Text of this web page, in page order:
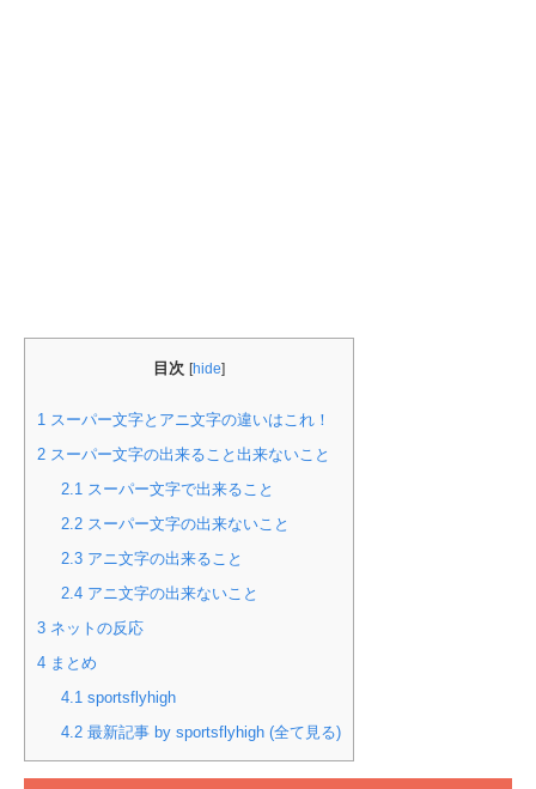
目次 [hide]
1 スーパー文字とアニ文字の違いはこれ！
2 スーパー文字の出来ること出来ないこと
2.1 スーパー文字で出来ること
2.2スーパー文字の出来ないこと
2.3アニ文字の出来ること
2.4アニ文字の出来ないこと
3 ネットの反応
4 まとめ
4.1 sportsflyhigh
4.2最新記事 by sportsflyhigh (全て見る)